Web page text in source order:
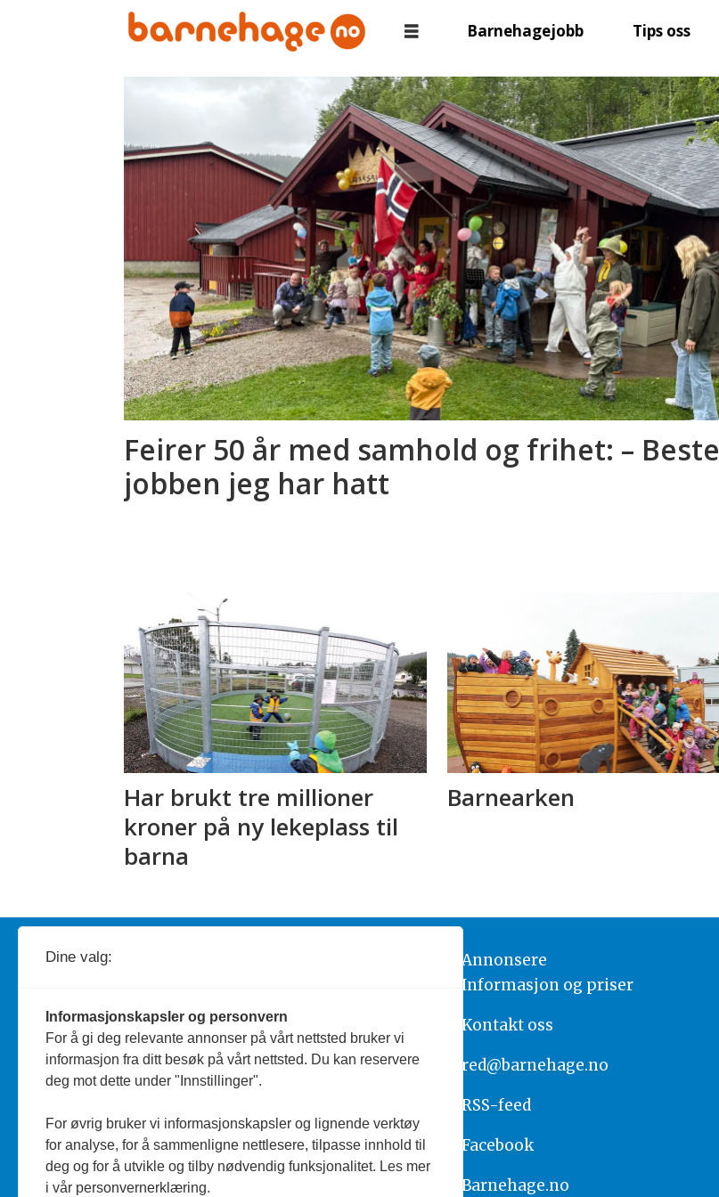
Barnehagejobb Tips oss
dugnad
Feirer 50 år med samhold og frihet: – Beste
jobben jeg har hatt
Har brukt tre millioner
kroner på ny lekeplass til
barna
Barnearken
JournalistSilje Wiken Sandgrind
Telefon: 755 53 856
Annonsere
Informasjon og priser
Kontakt oss
red@barnehage.no
RSS-feed
Facebook
Barnehage.no
Dine valg:
Informasjonskapsler og personvern
For å gi deg relevante annonser på vårt nettsted bruker vi
informasjon fra ditt besøk på vårt nettsted. Du kan reservere
deg mot dette under "Innstillinger".
For øvrig bruker vi informasjonskapsler og lignende verktøy
for analyse, for å sammenligne nettlesere, tilpasse innhold til
deg og for å utvikle og tilby nødvendig funksjonalitet. Les mer
i vår personvernerklæring.